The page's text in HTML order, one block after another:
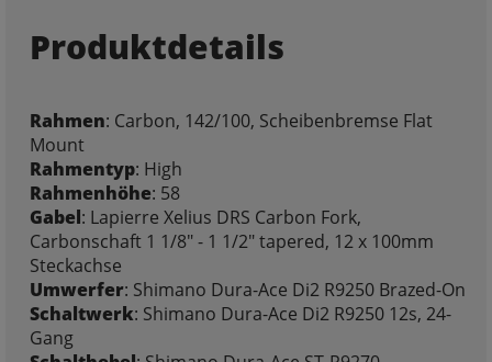
Produktdetails
Rahmen: Carbon, 142/100, Scheibenbremse Flat
Mount
Rahmentyp: High
Rahmenhöhe: 58
Gabel: Lapierre Xelius DRS Carbon Fork,
Carbonschaft 1 1/8" - 1 1/2" tapered, 12 x 100mm
Steckachse
Umwerfer: Shimano Dura-Ace Di2 R9250 Brazed-On
Schaltwerk: Shimano Dura-Ace Di2 R9250 12s, 24-
Gang